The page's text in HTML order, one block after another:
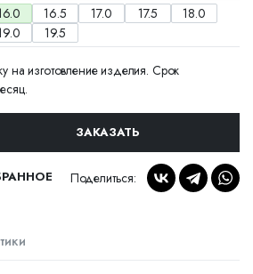
16.5 17.0 17.5
18.0
19.5
на изготовление изделия. Срок
ЗАКАЗАТЬ
Поделиться: